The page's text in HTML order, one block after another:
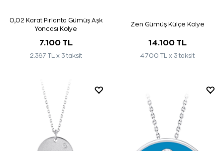
0,02 Karat Pırlanta Gümüş Aşk
Yoncası Kolye
7.100 TL
2.367 TL x 3 taksit
Zen Gümüş Külçe Kolye
14.100 TL
4.700 TL x 3 taksit